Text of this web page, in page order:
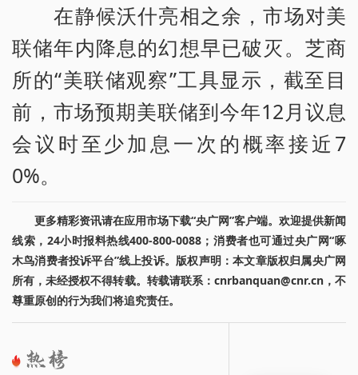
在静候沃什亮相之余，市场对美
联储年内降息的幻想早已破灭。芝商
所的“美联储观察”工具显示，截至目
前，市场预期美联储到今年12月议息
会议时至少加息一次的概率接近7
0%。
更多精彩资讯请在应用市场下载“央广网”客户端。欢迎提供新闻
线索，24小时报料热线400-800-0088；消费者也可通过央广网“啄
木鸟消费者投诉平台”线上投诉。版权声明：本文章版权归属央广网
所有，未经授权不得转载。转载请联系：cnrbanquan@cnr.cn，不
尊重原创的行为我们将追究责任。